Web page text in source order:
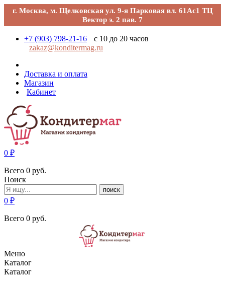
г. Москва, м. Щелковская ул. 9-я Парковая вл. 61Ас1 ТЦ
Вектор э. 2 пав. 7
+7 (903) 798-21-16
с 10 до 20 часов
zakaz@konditermag.ru
Доставка и оплата
Магазин
Кабинет
0 ₽
Всего 0 руб.
Поиск
поиск
0 ₽
Всего 0 руб.
Меню
Каталог
Каталог